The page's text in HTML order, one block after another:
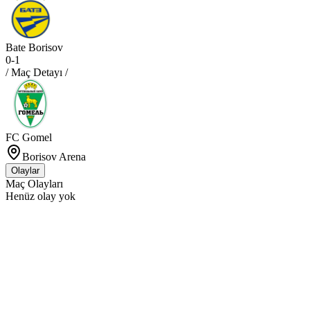
Bate Borisov
0-1
/ Maç Detayı /
FC Gomel
Borisov Arena
Olaylar
Maç Olayları
Henüz olay yok